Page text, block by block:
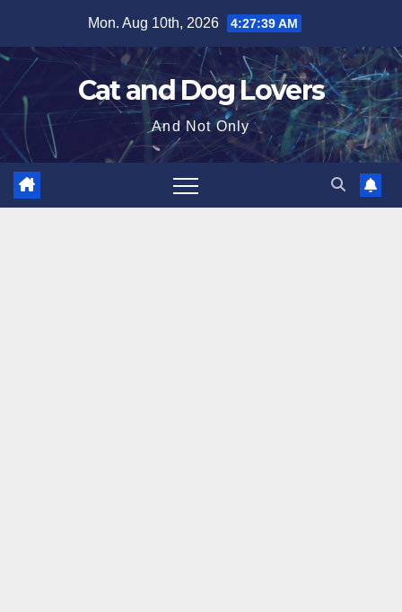
content
Mon. Aug 10th, 2026 4:27:39 AM
Cat and Dog Lovers
And Not Only